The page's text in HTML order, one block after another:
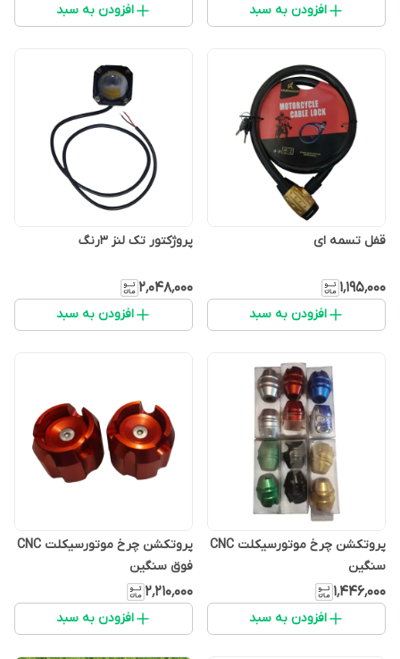
افزودن به سبد افزودن به سبد
قفل تسمه ای
۱٬۱۹۵٬۰۰۰
افزودن به سبد
پروژکتور تک لنز 3رنگ
۲٬۰۴۸٬۰۰۰
افزودن به سبد
پروتکشن چرخ موتورسیکلت CNC
سنگین
۱٬۴۴۶٬۰۰۰
افزودن به سبد
پروتکشن چرخ موتورسیکلت CNC
فوق سنگین
۲٬۲۱۰٬۰۰۰
افزودن به سبد